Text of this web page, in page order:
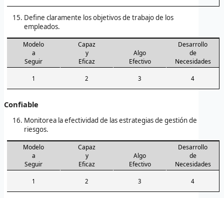
Define claramente los objetivos de trabajo de los
empleados.
Modelo
a
Seguir
Capaz
y
Eficaz
Algo
Efectivo
Desarrollo
de
Necesidades
1 2 3 4
Confiable
Monitorea la efectividad de las estrategias de gestión de
riesgos.
Modelo
a
Seguir
Capaz
y
Eficaz
Algo
Efectivo
Desarrollo
de
Necesidades
1 2 3 4